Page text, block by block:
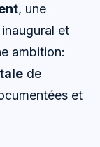
, une
et
ambition:
de
et